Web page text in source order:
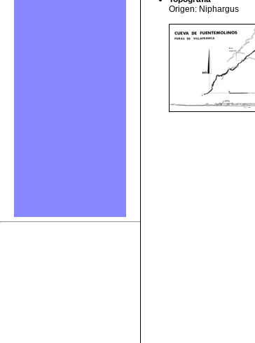
Origen: Niphargus